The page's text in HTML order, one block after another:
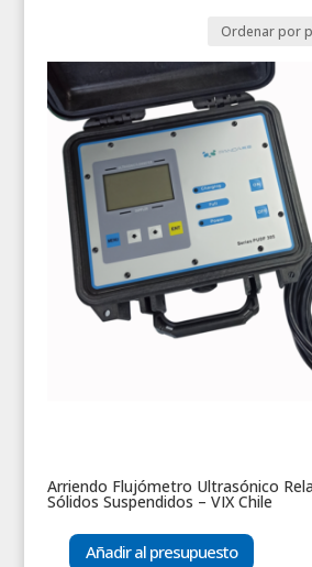
Arriendo Flujómetro Ultrasónico
Sólidos Suspendidos – VIX Chile
Añadir al presupuesto